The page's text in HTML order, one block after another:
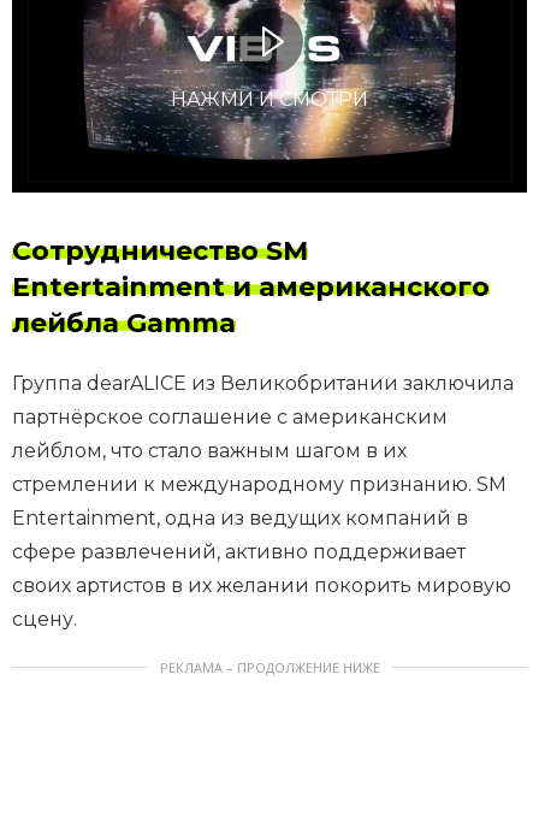
НАЖМИ И СМОТРИ
Сотрудничество SM
Entertainment и американского
лейбла Gamma
Группа dearALICE из Великобритании заключила
партнёрское соглашение с американским
лейблом, что стало важным шагом в их
стремлении к международному признанию. SM
Entertainment, одна из ведущих компаний в
сфере развлечений, активно поддерживает
своих артистов в их желании покорить мировую
сцену.
РЕКЛАМА – ПРОДОЛЖЕНИЕ НИЖЕ